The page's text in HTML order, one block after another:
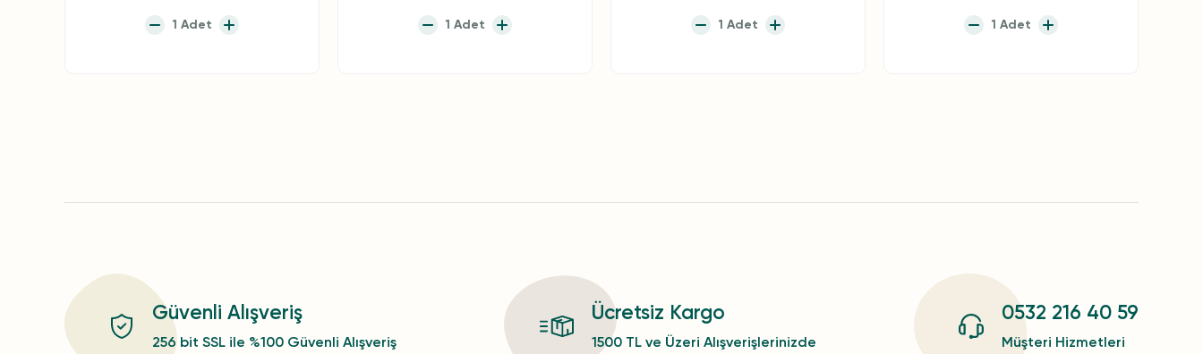
Güvenli Alışveriş
256 bit SSL ile %100 Güvenli Alışveriş
Ücretsiz Kargo
1500 TL ve Üzeri Alışverişlerinizde
0532 216 40 59
Müşteri Hizmetleri